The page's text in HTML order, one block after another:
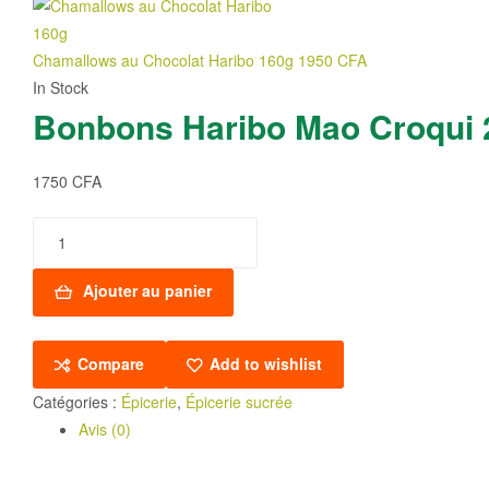
Chamallows au Chocolat Haribo 160g 1950 CFA
In Stock
Bonbons Haribo Mao Croqui
1750 CFA
Bonbons
Haribo
Mao
Croqui
250g
Ajouter au panier
Compare
Add to wishlist
Catégories : Épicerie, Épicerie sucrée
Avis (0)